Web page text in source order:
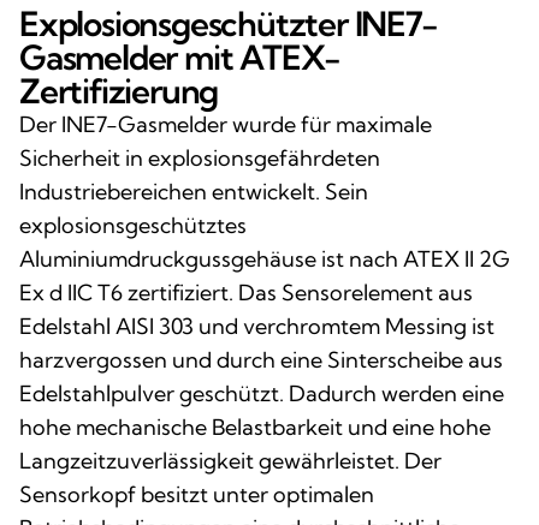
Explosionsgeschützter INE7-
Gasmelder mit ATEX-
Zertifizierung
Der INE7-Gasmelder wurde für maximale
Sicherheit in explosionsgefährdeten
Industriebereichen entwickelt. Sein
explosionsgeschütztes
Aluminiumdruckgussgehäuse ist nach ATEX II 2G
Ex d IIC T6 zertifiziert. Das Sensorelement aus
Edelstahl AISI 303 und verchromtem Messing ist
harzvergossen und durch eine Sinterscheibe aus
Edelstahlpulver geschützt. Dadurch werden eine
hohe mechanische Belastbarkeit und eine hohe
Langzeitzuverlässigkeit gewährleistet. Der
Sensorkopf besitzt unter optimalen